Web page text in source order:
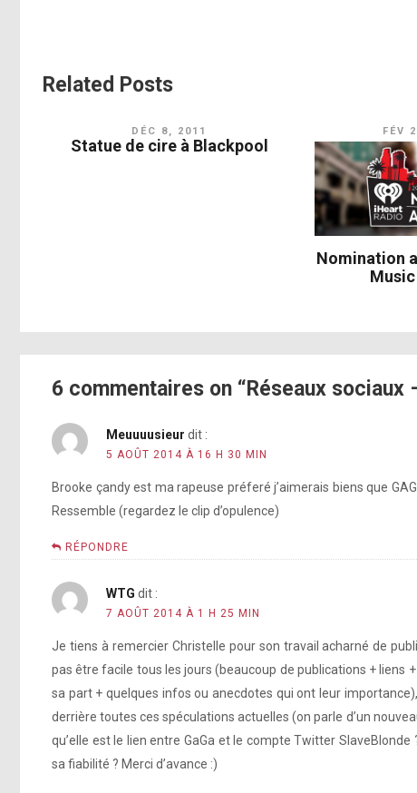
[photo]
[photo]
http://instagram.com/p/
http://instagram.com/p/rYtKd-pFOs/
http://instagram.com/p/rYtKd-pFOs/
[photo]
[photo]
[photo]
[photo]
[photo]
http://instagram.com/p/riw4bkJFOQ/
http://instagram.com/p/riw4bkJFOQ/
Related Posts
DÉC 8, 2011
Statue de cire à Blackpool
FÉV
Nomination
6 commentaires on “Réseaux sociaux
Meuuuusieur dit :
5 AOÛT 2014 À 16 H 30 MIN
Brooke çandy est ma rapeuse préferé j’aimerais biens que
Ressemble (regardez le clip d’opulence)
RÉPONDRE
WTG dit :
7 AOÛT 2014 À 1 H 25 MIN
Je tiens à remercier Christelle pour son travail acharné de
pas être facile tous les jours (beaucoup de publications + liens
sa part + quelques infos ou anecdotes qui ont leur
derrière toutes ces spéculations actuelles (on parle d’un
qu’elle est le lien entre GaGa et le compte Twitter
sa fiabilité ? Merci d’avance :)